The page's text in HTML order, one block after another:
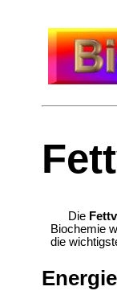
Die
Biochemie
die